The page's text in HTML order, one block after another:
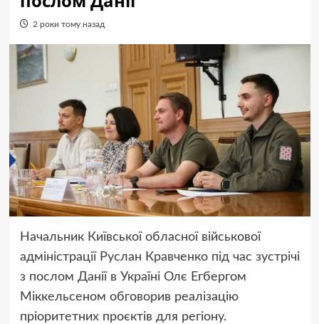
2 роки тому назад
Начальник Київської обласної військової
адміністрації Руслан Кравченко під час зустрічі
з послом Данії в Україні Олє Егбергом
Міккельсеном обговорив реалізацію
пріоритетних проєктів для регіону.